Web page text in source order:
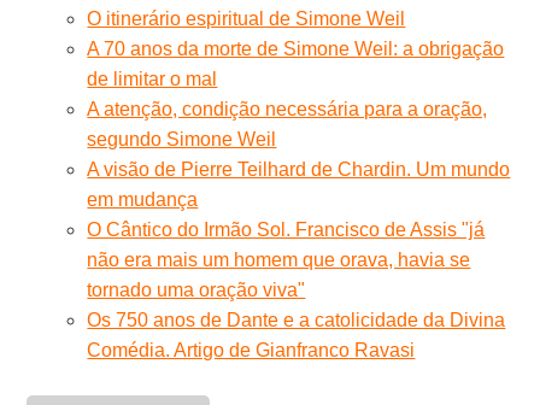
O itinerário espiritual de Simone Weil
A 70 anos da morte de Simone Weil: a obrigação
de limitar o mal
A atenção, condição necessária para a oração,
segundo Simone Weil
A visão de Pierre Teilhard de Chardin. Um mundo
em mudança
O Cântico do Irmão Sol. Francisco de Assis "já
não era mais um homem que orava, havia se
tornado uma oração viva"
Os 750 anos de Dante e a catolicidade da Divina
Comédia. Artigo de Gianfranco Ravasi